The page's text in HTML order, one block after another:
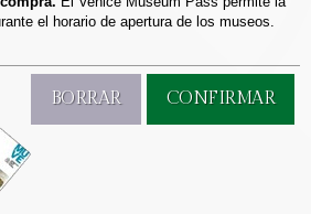
el horario de apertura de los museos.